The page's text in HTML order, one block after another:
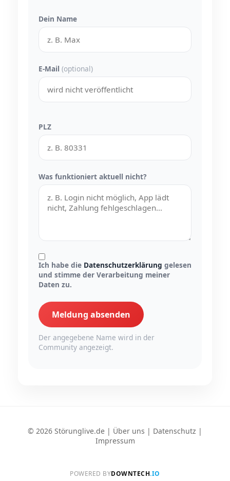
Dein Name
E-Mail (optional)
PLZ
Was funktioniert aktuell nicht?
Ich habe die Datenschutzerklärung gelesen
und stimme der Verarbeitung meiner
Daten zu.
Meldung absenden
Der angegebene Name wird in der
Community angezeigt.
© 2026 Störunglive.de | Über uns | Datenschutz |
Impressum
POWERED BYDOWNTECH.IO